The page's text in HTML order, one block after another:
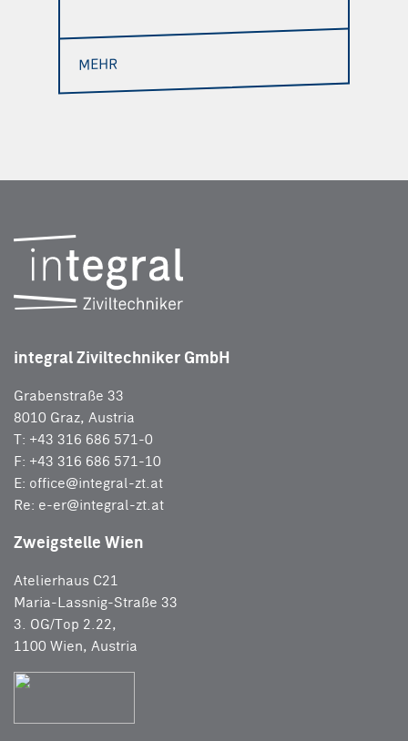
MEHR
integral Ziviltechniker GmbH
Grabenstraße 33
8010 Graz, Austria
T: +43 316 686 571-0
F: +43 316 686 571-10
E: office@integral-zt.at
Re: e-er@integral-zt.at
Zweigstelle Wien
Atelierhaus C21
Maria-Lassnig-Straße 33
3. OG/Top 2.22,
1100 Wien, Austria